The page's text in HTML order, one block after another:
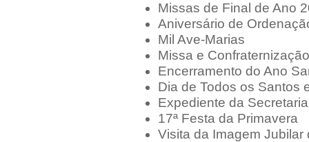
Missas de Final de Ano
Aniversário de
Mil Ave-Marias
Missa e
Encerramento do Ano
Dia de Todos os Santos
Expediente da
17ª Festa da Primavera
Visita da Imagem